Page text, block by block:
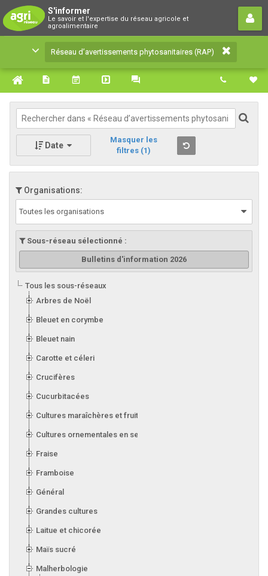
S'informer
Le savoir et l'expertise du réseau agricole et
agroalimentaire
Réseau d’avertissements
phytosanitaires (RAP)
Le savoir et l'expertise du réseau agricole et
agroalimentaire
Réseau d’avertissements phytosanitaires (RAP)
Date
Masquer les
filtres (1)
Organisations:
Toutes les organisations
Sous-réseau sélectionné :
Bulletins d'information 2026
Tous les sous-réseaux
Arbres de Noël
Bleuet en corymbe
Bleuet nain
Carotte et céleri
Crucifères
Cucurbitacées
Cultures maraîchères et fruitières en serre
Cultures ornementales en serre
Fraise
Framboise
Général
Grandes cultures
Laitue et chicorée
Maïs sucré
Malherbologie